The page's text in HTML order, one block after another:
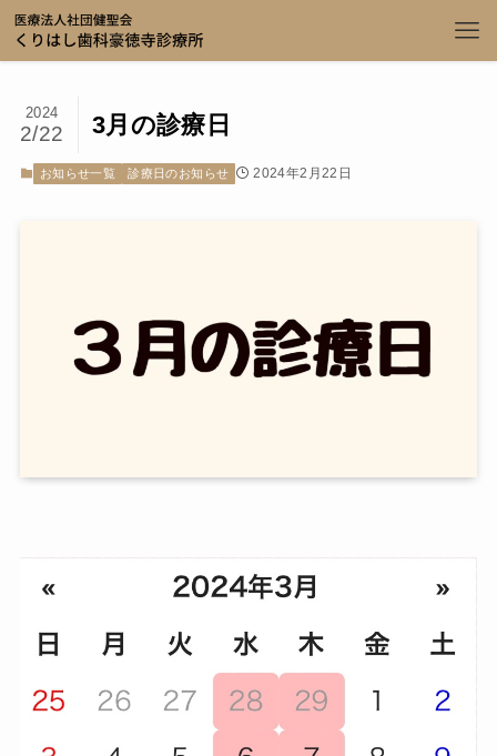
3月の診療日
2024
2/22
お知らせ一覧 診療日のお知らせ 2024年2月22日